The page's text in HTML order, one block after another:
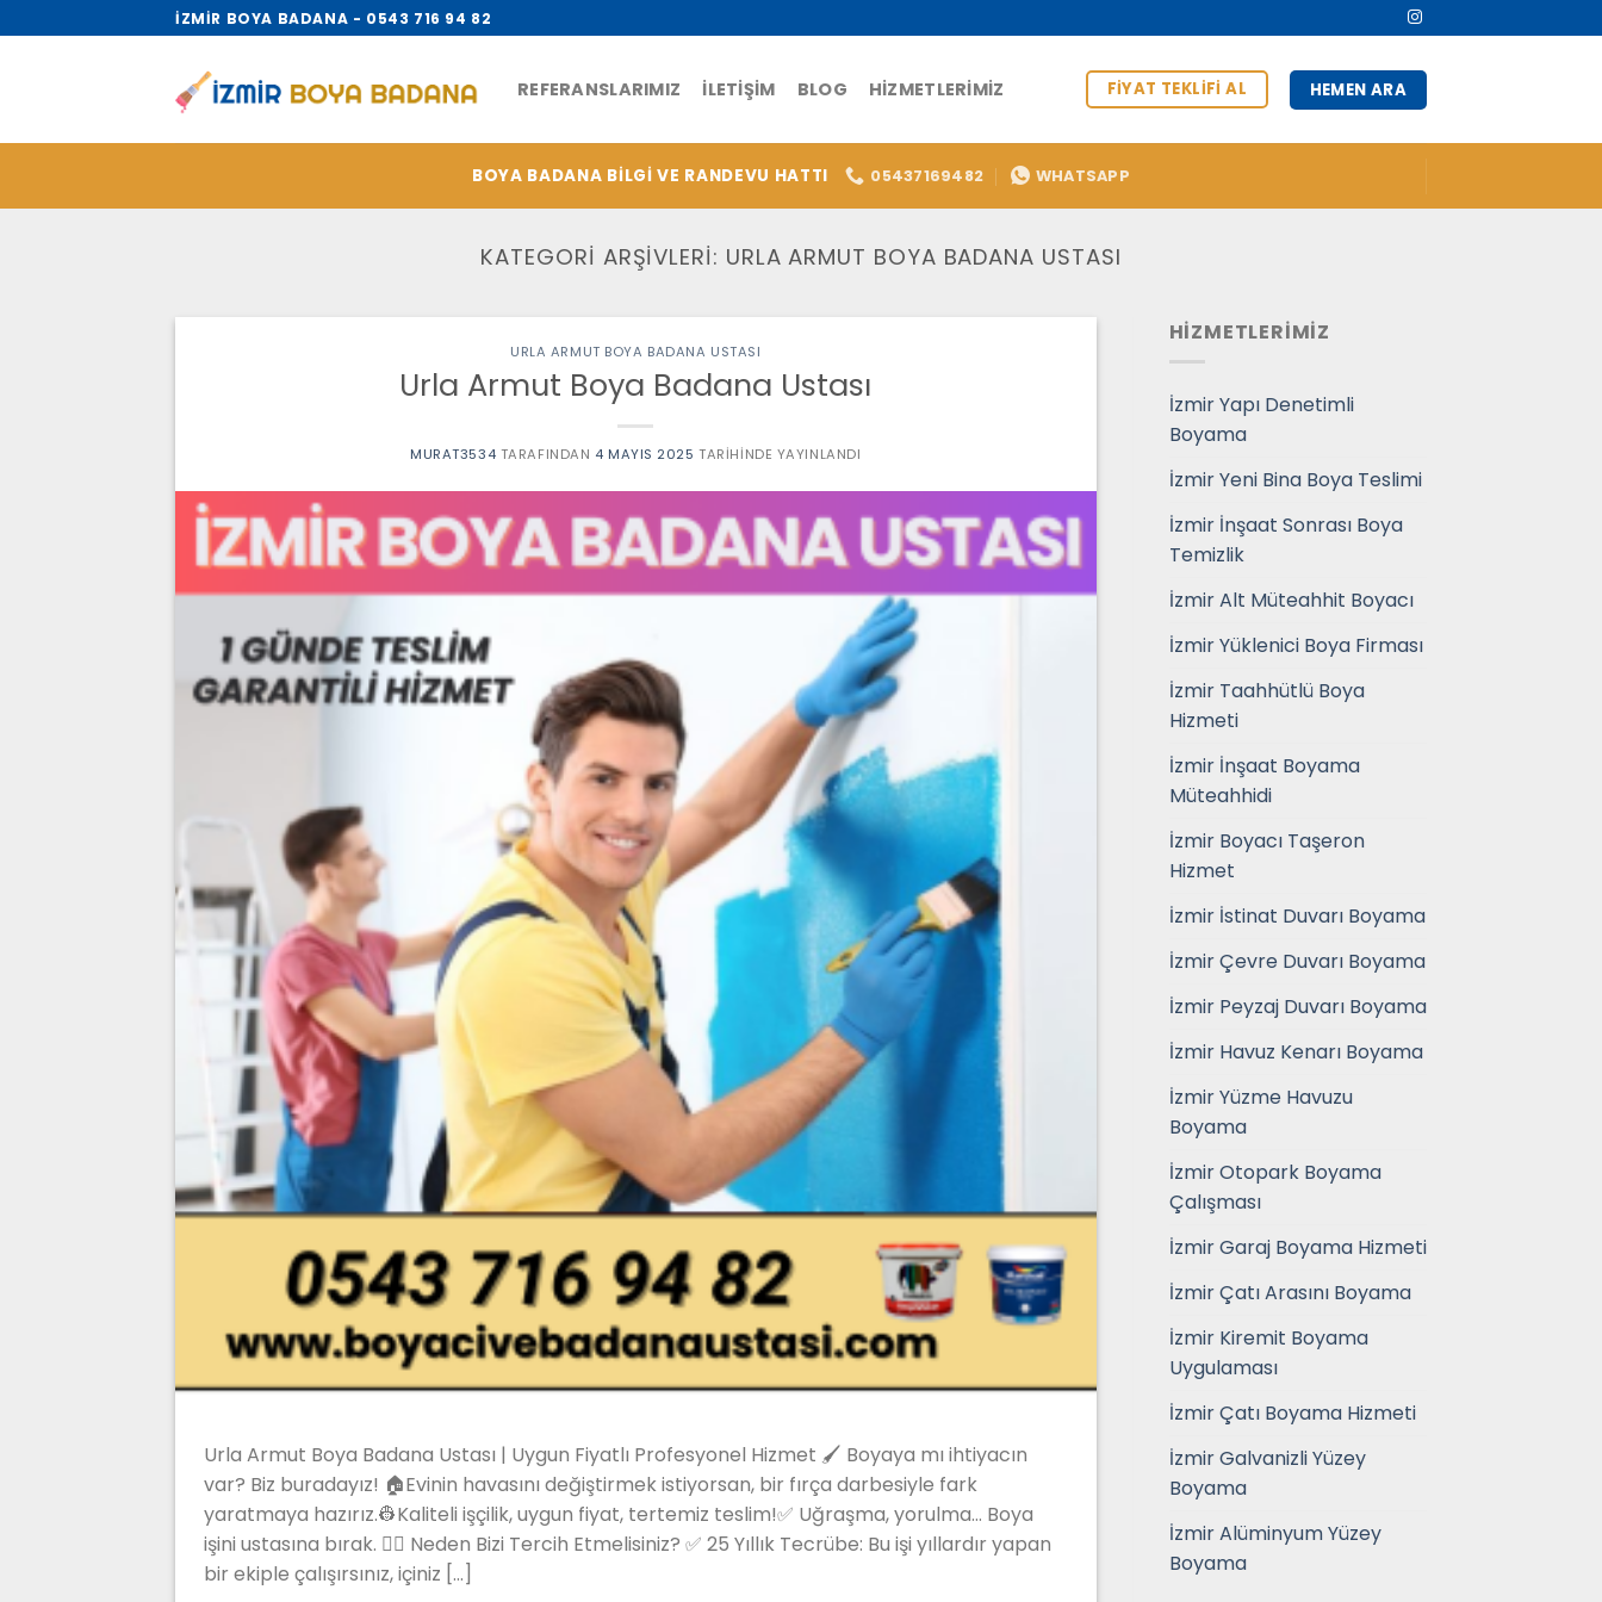
atla
İZMİR BOYA BADANA - 0543 716 94 82
REFERANSLARIMIZ İLETIŞIM BLOG HIZMETLERIMIZ FIYAT TEKLIFI AL HEMEN ARA
BOYA BADANA BİLGİ VE RANDEVU HATTI 05437169482 WHATSAPP
KATEGORI ARŞIVLERI: URLA ARMUT BOYA BADANA USTASI
URLA ARMUT BOYA BADANA USTASI
Urla Armut Boya Badana Ustası
MURAT3534 TARAFINDAN 4 MAYIS 2025 TARIHINDE YAYINLANDI
Urla Armut Boya Badana Ustası | Uygun Fiyatlı Profesyonel Hizmet 🖌️ Boyaya mı ihtiyacın
var? Biz buradayız! 🏠Evinin havasını değiştirmek istiyorsan, bir fırça darbesiyle fark
yaratmaya hazırız.👷Kaliteli işçilik, uygun fiyat, tertemiz teslim!✅ Uğraşma, yorulma… Boya
işini ustasına bırak. 👷‍♂️ Neden Bizi Tercih Etmelisiniz? ✅ 25 Yıllık Tecrübe: Bu işi yıllardır yapan
bir ekiple çalışırsınız, içiniz […]
HİZMETLERİMİZ
İzmir Yapı Denetimli
Boyama
İzmir Yeni Bina Boya Teslimi
İzmir İnşaat Sonrası Boya
Temizlik
İzmir Alt Müteahhit Boyacı
İzmir Yüklenici Boya Firması
İzmir Taahhütlü Boya
Hizmeti
İzmir İnşaat Boyama
Müteahhidi
İzmir Boyacı Taşeron
Hizmet
İzmir İstinat Duvarı Boyama
İzmir Çevre Duvarı Boyama
İzmir Peyzaj Duvarı Boyama
İzmir Havuz Kenarı Boyama
İzmir Yüzme Havuzu
Boyama
İzmir Otopark Boyama
Çalışması
İzmir Garaj Boyama Hizmeti
İzmir Çatı Arasını Boyama
İzmir Kiremit Boyama
Uygulaması
İzmir Çatı Boyama Hizmeti
İzmir Galvanizli Yüzey
Boyama
İzmir Alüminyum Yüzey
Boyama